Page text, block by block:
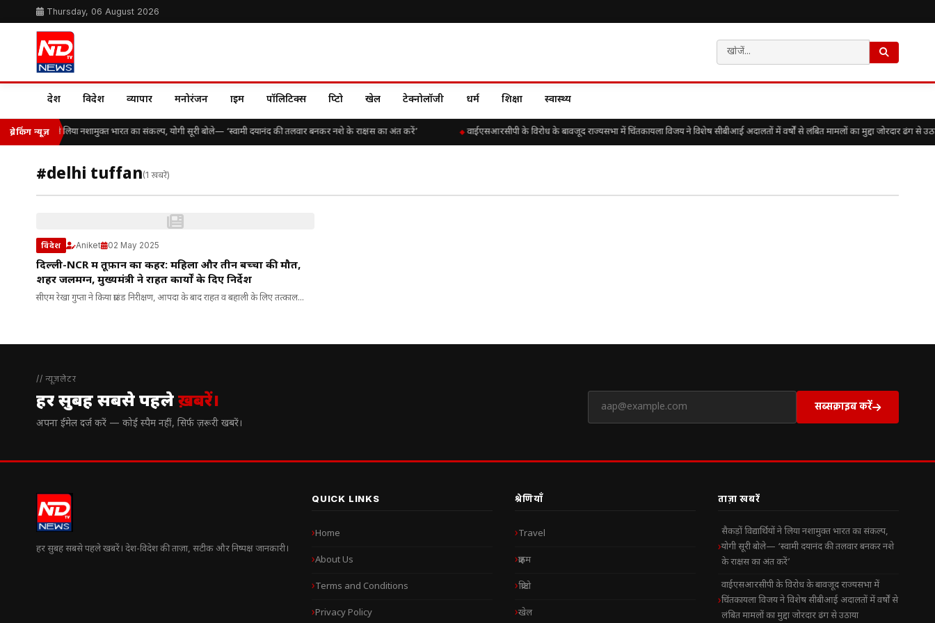
Thursday, 06 August 2026
देश विदेश व्यापार मनोरंजन क्राइम पॉलिटिक्स क्रिप्टो खेल टेक्नोलॉजी धर्म शिक्षा स्वास्थ्य
ब्रेकिंग न्यूज़
विद्यार्थियों ने लिया नशामुक्त भारत का संकल्प, योगी सूरी बोले— ‘स्वामी दयानंद की तलवार बनकर नशे के राक्षस का अंत करें’ वाईएसआरसीपी के विरोध के बावजूद राज्यसभा में चिंतकायला विजय ने विशेष सीबीआई अदालतों में वर्षों से लंबित मामलों का मुद्दा जोरदार ढंग से
#delhi tuffan(1 खबरें)
विदेश Aniket 02 May 2025
दिल्ली-NCR में तूफ़ान का कहर: महिला और तीन बच्चों की मौत,
शहर जलमग्न, मुख्यमंत्री ने राहत कार्यों के दिए निर्देश
सीएम रेखा गुप्ता ने किया ग्राउंड निरीक्षण, आपदा के बाद राहत व बहाली के लिए तत्काल...
// न्यूज़लेटर
हर सुबह सबसे पहलेख़बरें।
अपना ईमेल दर्ज करें — कोई स्पैम नहीं, सिर्फ ज़रूरी खबरें।
सब्सक्राइब करें
हर सुबह सबसे पहले खबरें। देश-विदेश की ताज़ा, सटीक और निष्पक्ष जानकारी।
QUICK LINKS
Home
About Us
Terms and Conditions
Privacy Policy
श्रेणियाँ
Travel
क्राइम
क्रिप्टो
खेल
ताज़ा खबरें
सैकड़ों विद्यार्थियों ने लिया नशामुक्त भारत का संकल्प,
योगी सूरी बोले— ‘स्वामी दयानंद की तलवार बनकर नशे
के राक्षस का अंत करें’
वाईएसआरसीपी के विरोध के बावजूद राज्यसभा में
चिंतकायला विजय ने विशेष सीबीआई अदालतों में वर्षों से
लंबित मामलों का मुद्दा जोरदार ढंग से उठाया